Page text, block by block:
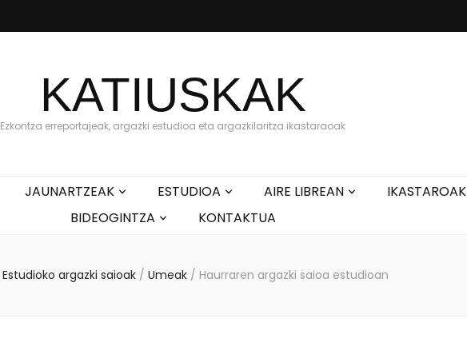
KATIUSKAK
Ezkontza erreportajeak, argazki estudioa eta argazkilaritza ikastaraoak
JAUNARTZEAK ESTUDIOA AIRE LIBREAN IKASTAROAK
BIDEOGINTZA
KONTAKTUA
Estudioko argazki saioak / Umeak / Haurraren argazki saioa estudioan